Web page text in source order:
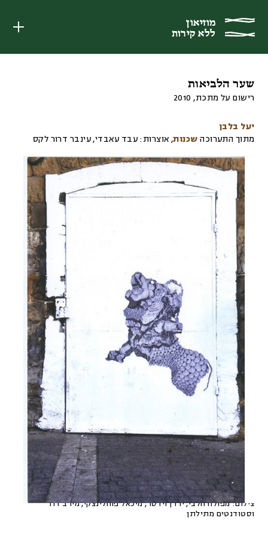
מוזיאון
ללא קירות
מוזיאון
ללא קירות
שער הלביאות
רישום על מתכת,
2010
יעל בלבן
מתוך התערוכה שכנות, אוצרות: עבד עאבדי, עינבר דרור לקס
צילום:מפולח חלבי, ירדן וידסר, מיכאל פוחלינצקי, מירב דוד
וסטודנטים מתילתן